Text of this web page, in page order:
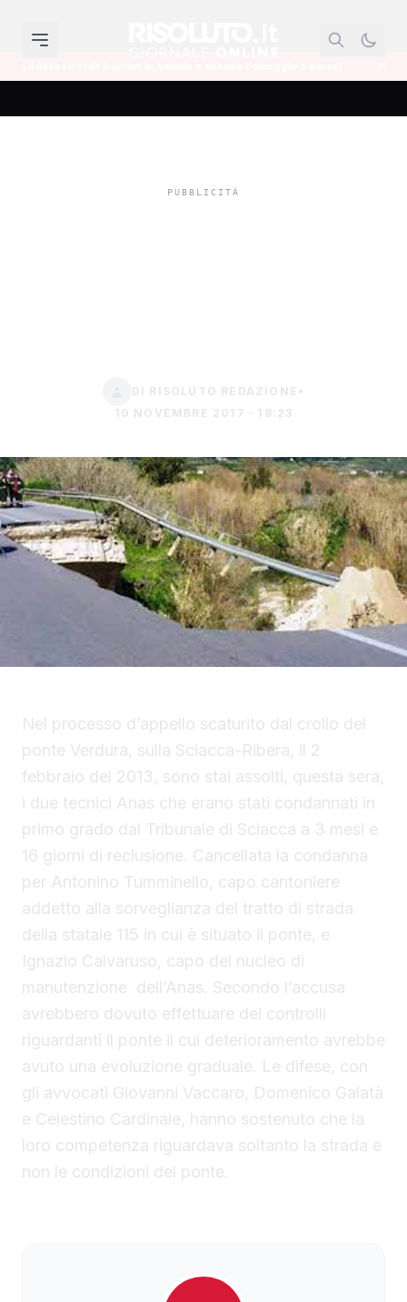
DI RISOLUTO REDAZIONE •
10 NOVEMBRE 2017 · 18:23
Nel processo d’appello scaturito dal crollo del
ponte Verdura, sulla Sciacca-Ribera, il 2
febbraio del 2013, sono stai assolti, questa sera,
i due tecnici Anas che erano stati condannati in
primo grado dal Tribunale di Sciacca a 3 mesi e
16 giorni di reclusione. Cancellata la condanna
per Antonino Tumminello, capo cantoniere
addetto alla sorveglianza del tratto di strada
della statale 115 in cui è situato il ponte, e
Ignazio Calvaruso, capo del nucleo di
manutenzione dell’Anas. Secondo l’accusa
avrebbero dovuto effettuare dei controlli
riguardanti il ponte il cui deterioramento avrebbe
avuto una evoluzione graduale. Le difese, con
gli avvocati Giovanni Vaccaro, Domenico Galatà
e Celestino Cardinale, hanno sostenuto che la
loro competenza riguardava soltanto la strada e
non le condizioni del ponte.